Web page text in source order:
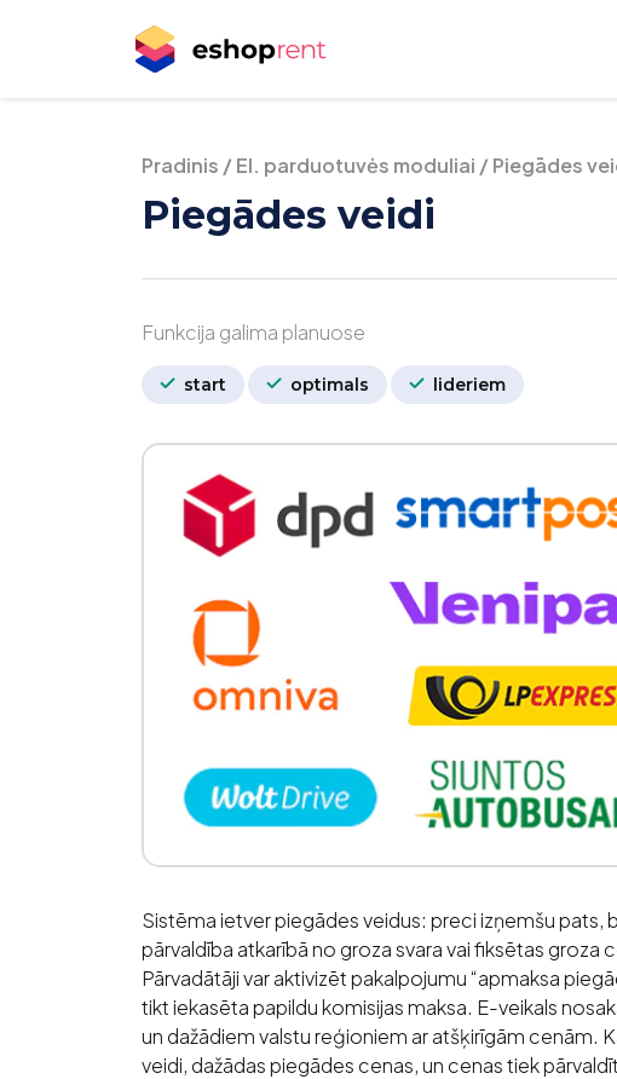
Pradinis /El. parduotuvės moduliai /Piegādes
Piegādes veidi
Funkcija galima planuose
start optimals lideriem
Sistēma ietver piegādes veidus: preci izņemšu pats,
pārvaldība atkarībā no groza svara vai fiksētas groza
Pārvadātāji var aktivizēt pakalpojumu “apmaksa
tikt iekasēta papildu komisijas maksa. E-veikals
un dažādiem valstu reģioniem ar atšķirīgām cenām.
veidi, dažādas piegādes cenas, un cenas tiek